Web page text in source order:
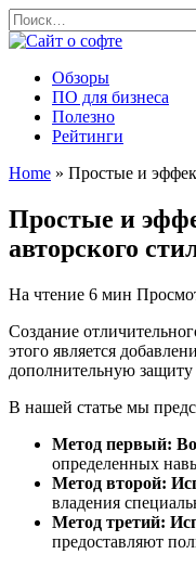
Перейти
к
содержанию
Search
for:
Обзоры
ПО для бизнеса
Полезно
Рейтинги
Home » Простые и
Простые и
авторского
На чтение 6 мин
Создание
этого является
дополнительную
В нашей статье мы
Метод первый:
определенных
Метод второй:
владения
Метод третий:
предоставляют